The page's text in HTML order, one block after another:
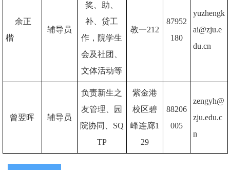
余正
楷
辅导员
奖、助、
补、贷工
作，院学生
会及社团、
文体活动等
教一212
87952
180
yuzhengk
ai@zju.e
du.cn
曾翌晖 辅导员
负责新生之
友管理、
园
院协同、SQ
TP
紫金港
校区碧
峰连廊1
29
88206
005
zengyh@
zju.edu.c
n